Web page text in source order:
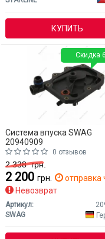
КУПИТЬ
Система впуска SWAG
20940909
0 отзывов
2 338грн.
2 200 грн.
отправка
Невозврат
Артикул:
SWAG
Скидка